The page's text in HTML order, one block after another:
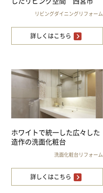
リビングダイニングリフォーム
詳しくはこちら
ホワイトで統一した広々した
造作の洗面化粧台
洗面化粧台リフォーム
詳しくはこちら